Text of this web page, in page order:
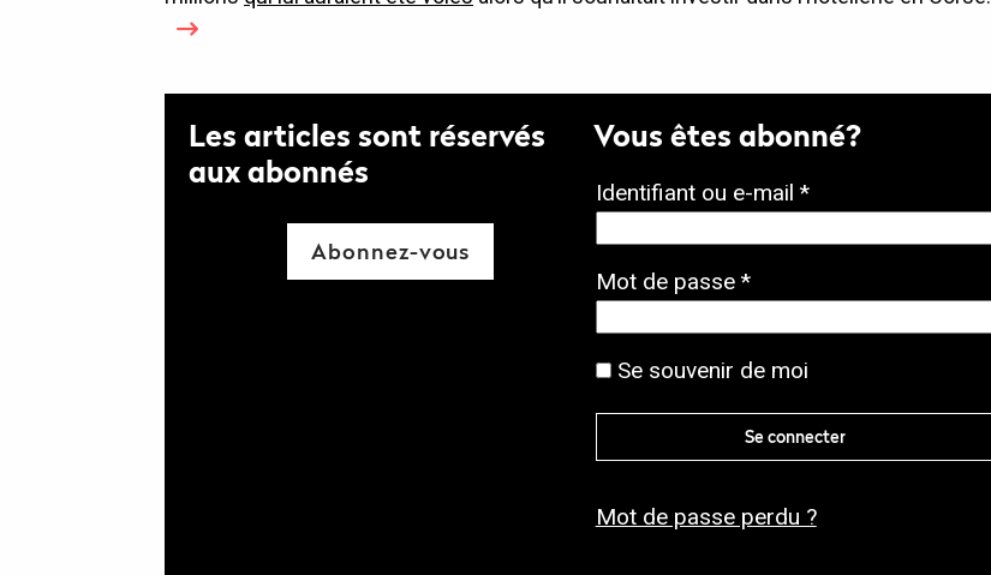
Les articles sont réservés
aux abonnés
Abonnez-vous
Vous êtes abonné?
Identifiant ou e-mail *O
i
g
t
o
r
Mot de passe *O
g
a
o
Se souvenir de moi
Se connecter
Mot de passe perdu ?